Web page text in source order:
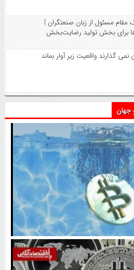
مسئول از زبان صنعتگران |
برای بخش تولید رضایت‌بخش
نمی گذارند واقعیت زیر آوار بماند
جهان
رمزارزها / بیت‌کوین سبز شد